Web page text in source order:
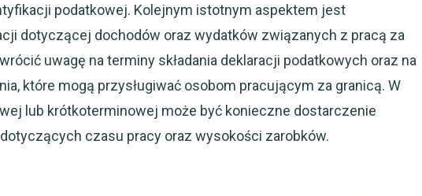
podatkowej. Kolejnym istotnym aspektem jest
dotyczącej dochodów oraz wydatków związanych z pracą za
uwagę na terminy składania deklaracji podatkowych oraz na
które mogą przysługiwać osobom pracującym za granicą. W
lub krótkoterminowej może być konieczne dostarczenie
czasu pracy oraz wysokości zarobków.